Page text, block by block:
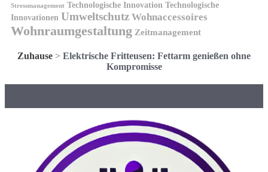
Stressmanagement Technologische Innovation Technologische
Innovationen Umweltschutz Wohnaccessoires
Wohnraumgestaltung Zeitmanagement
Zuhause > Elektrische Fritteusen: Fettarm genießen ohne
Kompromisse